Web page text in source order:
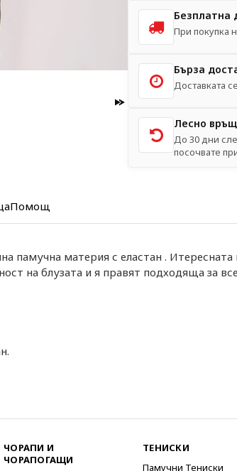
Безплатна
При покупка
Бърза
Доставката
Лесно
До 30 дни
посочвате
Помощ
памучна материя с еластан .
на блузата и я правят подходяща за
ЧОРАПИ И
ЧОРАПОГАЩИ
ТЕНИСКИ
Памучни Тениски